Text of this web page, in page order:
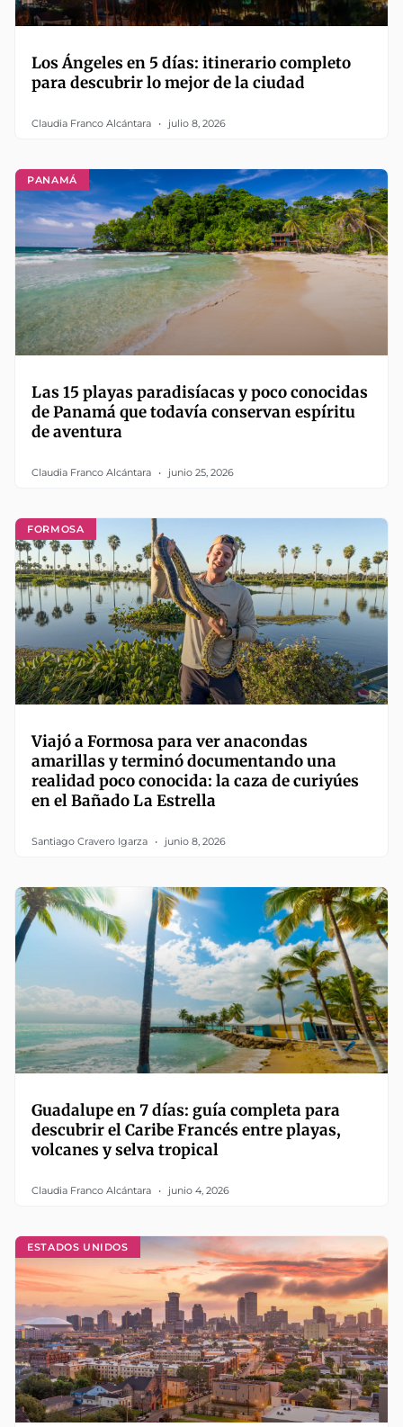
Los Ángeles en 5 días: itinerario completo
para descubrir lo mejor de la ciudad
Claudia Franco Alcántara julio 8, 2026
PANAMÁ
Las 15 playas paradisíacas y poco conocidas
de Panamá que todavía conservan espíritu
de aventura
Claudia Franco Alcántara junio 25, 2026
FORMOSA
Viajó a Formosa para ver anacondas
amarillas y terminó documentando una
realidad poco conocida: la caza de curiyúes
en el Bañado La Estrella
Santiago Cravero Igarza junio 8, 2026
Guadalupe en 7 días: guía completa para
descubrir el Caribe Francés entre playas,
volcanes y selva tropical
Claudia Franco Alcántara junio 4, 2026
ESTADOS UNIDOS